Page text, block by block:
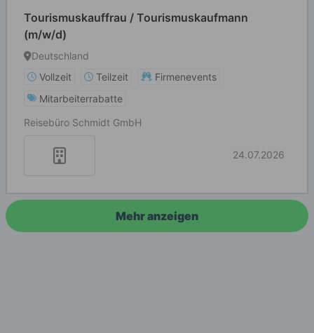
Tourismuskauffrau / Tourismuskaufmann
(m/w/d)
Deutschland
Vollzeit
Teilzeit
Firmenevents
Mitarbeiterrabatte
Reisebüro Schmidt GmbH
24.07.2026
Mehr anzeigen